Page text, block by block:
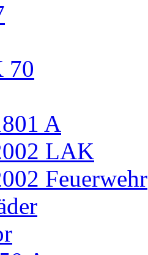
70
A
LAK
Feuerwehr